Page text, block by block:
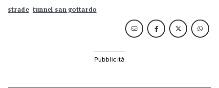
strade tunnel san gottardo